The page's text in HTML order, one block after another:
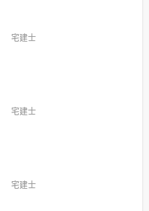
宅建士
宅建士
宅建士